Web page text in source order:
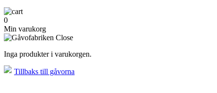
0
Min varukorg
Inga produkter i varukorgen.
Tillbaks till gåvorna